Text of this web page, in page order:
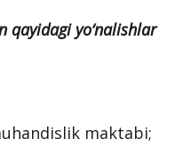
qayidagi yo‘nalishlar
maktabi;